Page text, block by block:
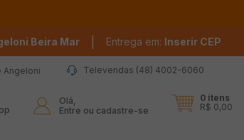
Beira Mar Entrega em: Inserir CEP
Angeloni Televendas (48) 4002-6060
Olá,
Entre ou cadastre-se
0 itens
R$ 0,00